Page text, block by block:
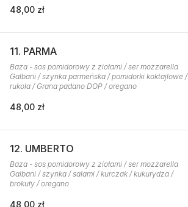
48,00 zł
11. PARMA
Baza - sos pomidorowy z ziołami / ser mozzarella
Galbani / szynka parmeńska / pomidorki koktajlowe /
rukola / Grana padano DOP / oregano
48,00 zł
12. UMBERTO
Baza - sos pomidorowy z ziołami / ser mozzarella
Galbani / szynka / salami / kurczak / kukurydza /
brokuły / oregano
48,00 zł